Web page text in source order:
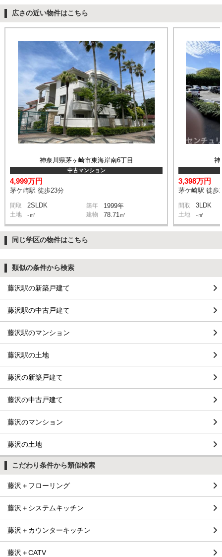
広さの近い物件はこちら
神奈川県茅ヶ崎市東海岸南6丁目
中古マンション
4,999万円
茅ケ崎駅 徒歩23分
間取 2SLDK 築年 1999年
土地 -㎡ 建物 78.71㎡
神
3,398万円
茅ケ崎駅 徒歩
間取 3LDK
土地 -㎡
同じ学区の物件はこちら
類似の条件から検索
藤沢駅の新築戸建て
藤沢駅の中古戸建て
藤沢駅のマンション
藤沢駅の土地
藤沢の新築戸建て
藤沢の中古戸建て
藤沢のマンション
藤沢の土地
こだわり条件から類似検索
藤沢＋フローリング
藤沢＋システムキッチン
藤沢＋カウンターキッチン
藤沢＋CATV